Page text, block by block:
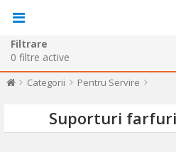
Filtrare
0 filtre active
Categorii Pentru Servire
Suporturi